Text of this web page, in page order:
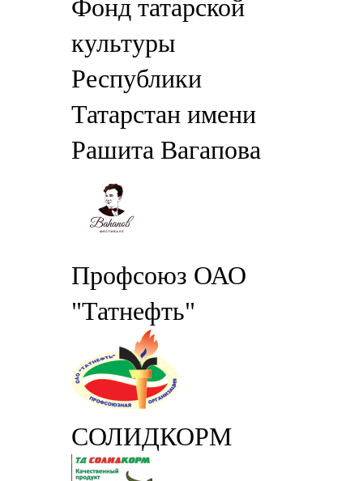
Фонд татарской
культуры
Республики
Татарстан имени
Рашита Вагапова
Профсоюз ОАО
"Татнефть"
СОЛИДКОРМ